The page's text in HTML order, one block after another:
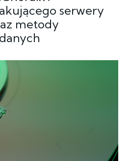
serwery
metody